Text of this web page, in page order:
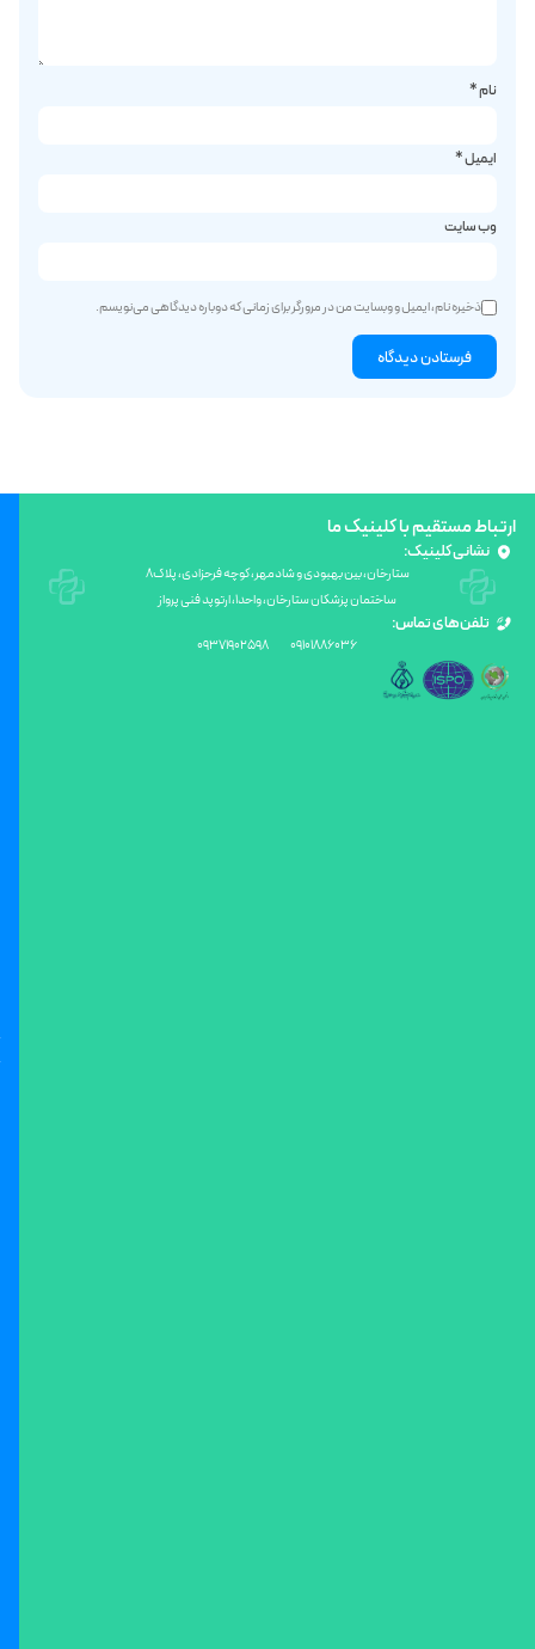
نام*
ایمیل*
وب‌ سایت
ذخیره نام، ایمیل و وبسایت من در مرورگر برای زمانی که دوباره دیدگاهی می‌نویسم.
ارتباط مستقیم با کلینیک ما
نشانی کلینیک:
ستارخان، بین بهبودی و شادمهر، کوچه فرحزادی، پلاک8
ساختمان پزشکان ستارخان، واحد۱، ارتوپد فنی پرواز
تلفن‌های تماس:
09371902598 09101886036